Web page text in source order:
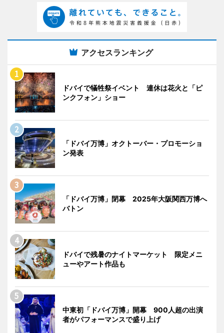
アクセスランキング
ドバイで犠牲祭イベント 連休は花火と「ピ
ンクフォン」ショー
「ドバイ万博」オクトーバー・プロモーショ
ン発表
「ドバイ万博」閉幕 2025年大阪関西万博へ
バトン
ドバイで残暑のナイトマーケット 限定メニ
ューやアート作品も
中東初「ドバイ万博」開幕 900人超の出演
者がパフォーマンスで盛り上げ